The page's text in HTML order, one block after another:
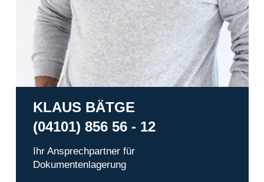
KLAUS BÄTGE
(04101) 856 56 - 12
Ihr Ansprechpartner für
Dokumentenlagerung